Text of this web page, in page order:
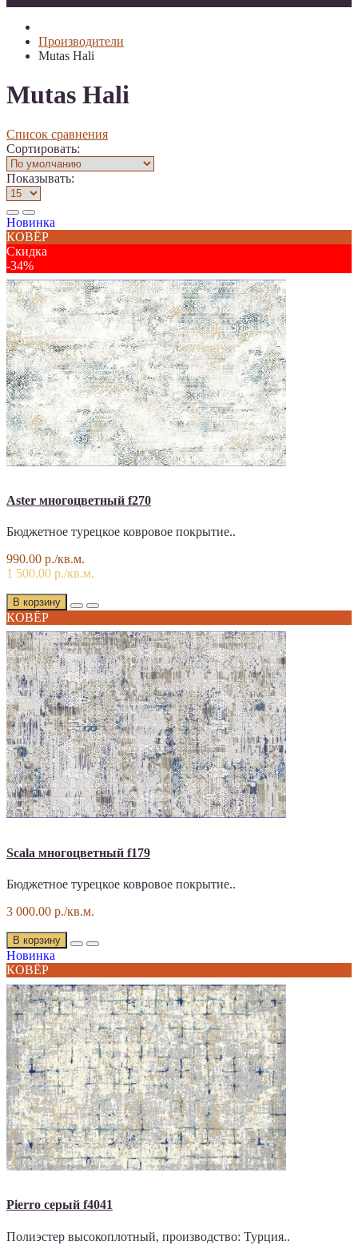
Производители
Mutas Hali
Mutas Hali
Список сравнения
Сортировать:
Показывать:
Новинка
КОВЁР
Скидка
-34%
Aster многоцветный f270
Бюджетное турецкое ковровое покрытие..
990.00 р./кв.м.
1 500.00 р./кв.м.
В корзину
КОВЁР
Scala многоцветный f179
Бюджетное турецкое ковровое покрытие..
3 000.00 р./кв.м.
В корзину
Новинка
КОВЁР
Pierro серый f4041
Полиэстер высокоплотный, производство: Турция..